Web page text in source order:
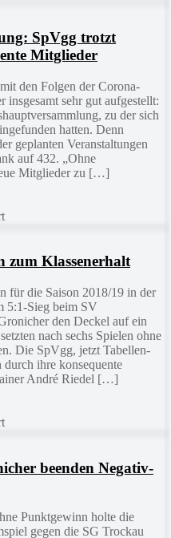
SpVgg trotzt
Mitglieder
den Folgen der Corona-
insgesamt sehr gut aufgestellt:
zu der sich
hatten. Denn
geplanten Veranstaltungen
auf 432. „Ohne
Mitglieder zu […]
zum Klassenerhalt
für die Saison 2018/19 in der
5:1-Sieg beim SV
den Deckel auf ein
nach sechs Spielen ohne
Die SpVgg, jetzt Tabellen-
durch ihre konsequente
André Riedel […]
beenden Negativ-
Punktgewinn holte die
gegen die SG Trockau